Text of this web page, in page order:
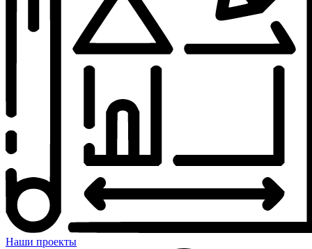
Наши проекты